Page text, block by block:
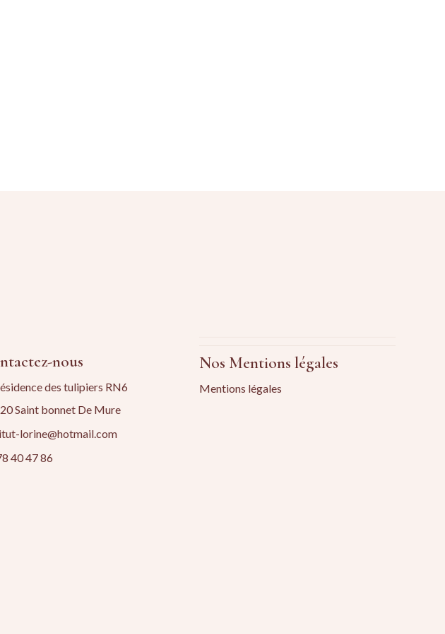
nous
des tulipiers RN6
Saint bonnet De Mure
lorine@hotmail.com
40 47 86
Nos Mentions légales
Mentions légales